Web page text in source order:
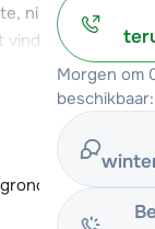
Morgen om
beschikbaar:
niet voor
je al op ca.
ligt op ca. 1 km
50 meter